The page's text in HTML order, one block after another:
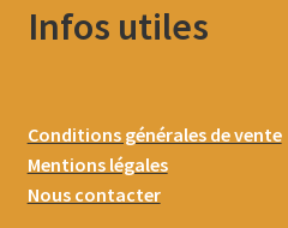
Infos utiles
Conditions générales de vente
Mentions légales
Nous contacter